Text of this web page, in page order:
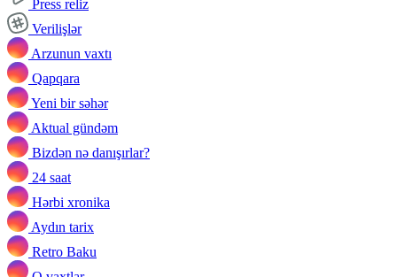
Press reliz
Verilişlər
Arzunun vaxtı
Qapqara
Yeni bir səhər
Aktual gündəm
Bizdən nə danışırlar?
24 saat
Hərbi xronika
Aydın tarix
Retro Baku